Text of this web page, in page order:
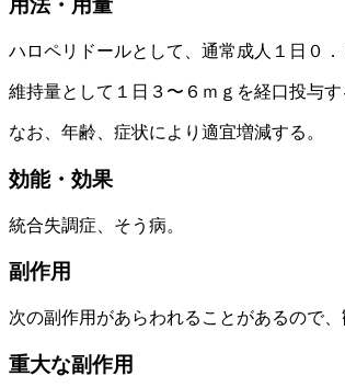
用法・用量
ハロペリドールとして、通常成人１日０
維持量として１日３〜６ｍｇを経口投与す
なお、年齢、症状により適宜増減する。
効能・効果
統合失調症、そう病。
副作用
次の副作用があらわれることがあるので
重大な副作用